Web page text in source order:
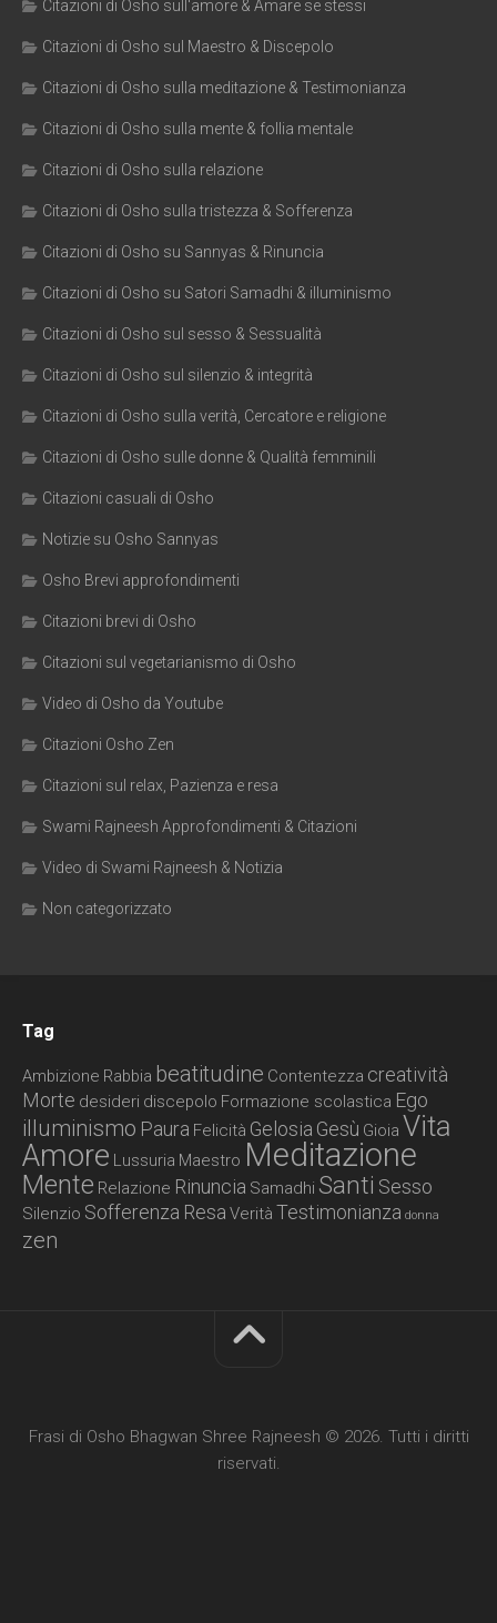
Citazioni di Osho sull'amore & Amare se stessi
Citazioni di Osho sul Maestro & Discepolo
Citazioni di Osho sulla meditazione & Testimonianza
Citazioni di Osho sulla mente & follia mentale
Citazioni di Osho sulla relazione
Citazioni di Osho sulla tristezza & Sofferenza
Citazioni di Osho su Sannyas & Rinuncia
Citazioni di Osho su Satori Samadhi & illuminismo
Citazioni di Osho sul sesso & Sessualità
Citazioni di Osho sul silenzio & integrità
Citazioni di Osho sulla verità, Cercatore e religione
Citazioni di Osho sulle donne & Qualità femminili
Citazioni casuali di Osho
Notizie su Osho Sannyas
Osho Brevi approfondimenti
Citazioni brevi di Osho
Citazioni sul vegetarianismo di Osho
Video di Osho da Youtube
Citazioni Osho Zen
Citazioni sul relax, Pazienza e resa
Swami Rajneesh Approfondimenti & Citazioni
Video di Swami Rajneesh & Notizia
Non categorizzato
Tag
Ambizione Rabbia beatitudine Contentezza creatività
Morte desideri discepolo Formazione scolastica Ego
illuminismo Paura Felicità Gelosia Gesù Gioia Vita
Amore Lussuria Maestro Meditazione
Mente Relazione Rinuncia Samadhi Santi Sesso
Silenzio Sofferenza Resa Verità Testimonianza donna
zen
Frasi di Osho Bhagwan Shree Rajneesh © 2026. Tutti i diritti
riservati.